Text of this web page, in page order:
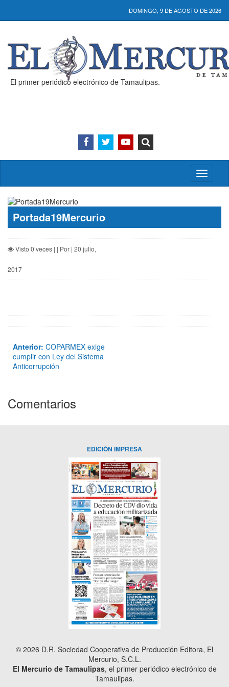
DOMINGO, 9 DE AGOSTO DE 2026
El primer periódico electrónico de Tamaulipas.
Activar/
menú
Portada19Mercurio
Visto 0 veces | | Por | 20 julio,
2017
Anterior: COPARMEX exige
cumplir con Ley del Sistema
Anticorrupción
Comentarios
EDICIÓN IMPRESA
© 2026 D.R. Sociedad Cooperativa de Producción Editora, El
Mercurio, S.C.L.
El Mercurio de Tamaulipas, el primer periódico electrónico de
Tamaulipas.